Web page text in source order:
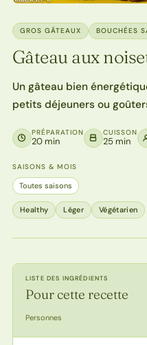
GROS GÂTEAUX BOUCHÉES
Gâteau aux
Un gâteau bien
petits déjeuners ou
PRÉPARATION
20 min
CUISSON
25 min
SAISONS & MOIS
Toutes saisons
Healthy Léger Végétarien
LISTE DES INGRÉDIENTS
Pour cette recette
Personnes